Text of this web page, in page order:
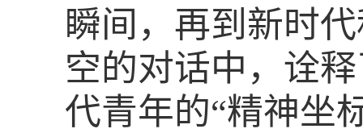
瞬间，再到新时
空的对话中，诠
代青年的“精神坐